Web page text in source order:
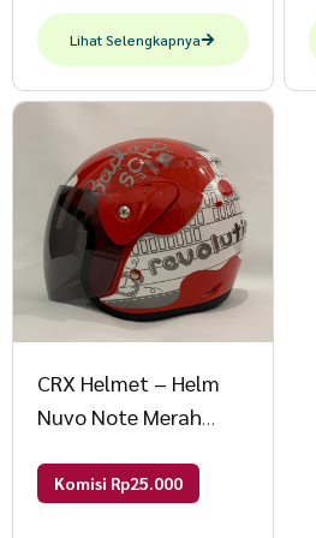
Lihat Selengkapnya
CRX Helmet – Helm
Nuvo Note Merah
Helm Dewasa L Nuvo
Komisi Rp25.000